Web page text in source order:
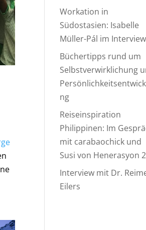
Workation in
Südostasien: Isabelle
Müller-Pál im Interview
Büchertipps rund um
Selbstverwirklichung
ng
Reiseinspiration
Philippinen: Im
mit carabaochick und
Susi von Henerasyon
Interview mit Dr.
Eilers